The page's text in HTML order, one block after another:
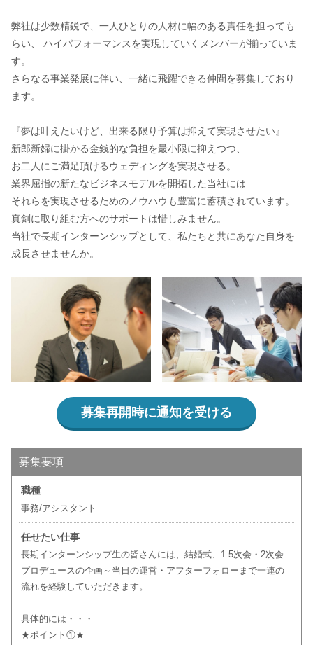
弊社は少数精鋭で、一人ひとりの人材に幅のある責任を担っても
らい、 ハイパフォーマンスを実現していくメンバーが揃っていま
す。
さらなる事業発展に伴い、一緒に飛躍できる仲間を募集しており
ます。
『夢は叶えたいけど、出来る限り予算は抑えて実現させたい』
新郎新婦に掛かる金銭的な負担を最小限に抑えつつ、
お二人にご満足頂けるウェディングを実現させる。
業界屈指の新たなビジネスモデルを開拓した当社には
それらを実現させるためのノウハウも豊富に蓄積されています。
真剣に取り組む方へのサポートは惜しみません。
当社で長期インターンシップとして、私たちと共にあなた自身を
成長させませんか。
募集再開時に通知を受ける
募集要項
職種
事務/アシスタント
任せたい仕事
長期インターンシップ生の皆さんには、結婚式、1.5次会・2次会
プロデュースの企画～当日の運営・アフターフォローまで一連の
流れを経験していただきます。
具体的には・・・
★ポイント①★